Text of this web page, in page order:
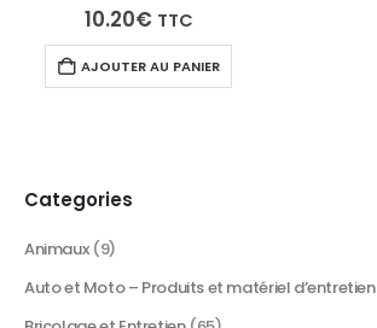
10.20€ TTC
AJOUTER AU PANIER
Categories
Animaux (9)
Auto et Moto – Produits et matériel d’entretien